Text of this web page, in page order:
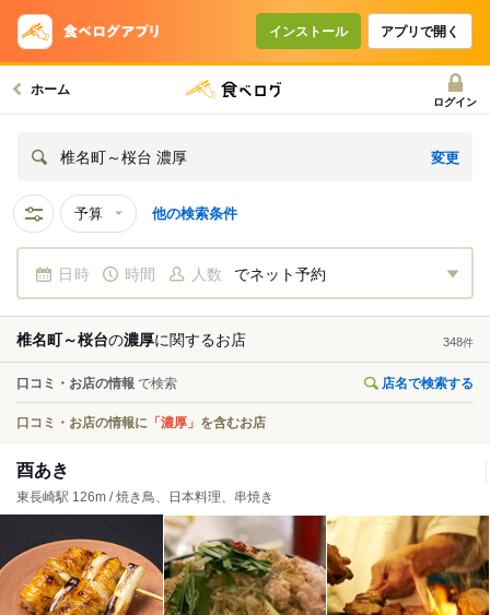
インストール アプリで開く
ホーム
ログイン
椎名町～桜台 濃厚 変更
予算 他の検索条件
日時 時間 人数 でネット予約
椎名町～桜台の濃厚に関するお店 348件
口コミ・お店の情報 で検索 店名で検索する
口コミ・お店の情報に 「濃厚」 を含むお店
酉あき
東長崎駅 126m / 焼き鳥、日本料理、串焼き